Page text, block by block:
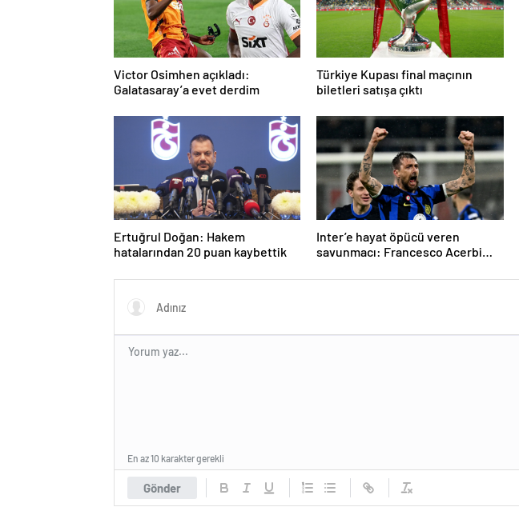
Victor Osimhen açıkladı:
Galatasaray’a evet derdim
Türkiye Kupası final maçının
biletleri satışa çıktı
Ertuğrul Doğan: Hakem
hatalarından 20 puan kaybettik
Inter’e hayat öpücü veren
savunmacı: Francesco Acerbi…
Gönder
En az 10 karakter gerekli